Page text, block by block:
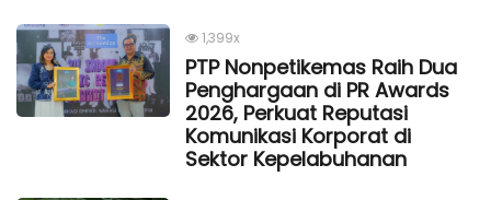
1,399x
PTP Nonpetikemas Raih Dua
Penghargaan di PR Awards
2026, Perkuat Reputasi
Komunikasi Korporat di
Sektor Kepelabuhanan